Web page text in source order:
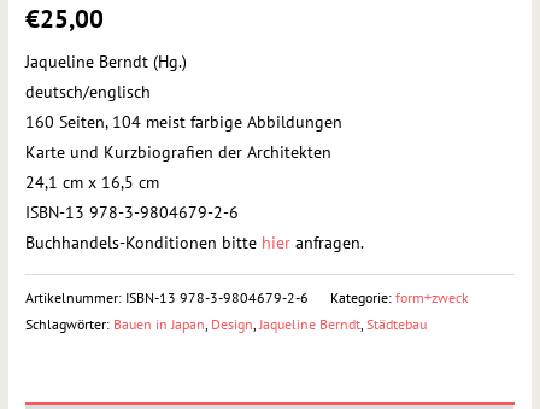
€25,00
Jaqueline Berndt (Hg.)
deutsch/englisch
160 Seiten, 104 meist farbige Abbildungen
Karte und Kurzbiografien der Architekten
24,1 cm x 16,5 cm
ISBN-13 978-3-9804679-2-6
Buchhandels-Konditionen bitte hier anfragen.
Artikelnummer: ISBN-13 978-3-9804679-2-6 Kategorie:form+zweck
Schlagwörter: Bauen in Japan Design Jaqueline Berndt ,Städtebau